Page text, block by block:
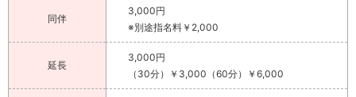
同伴
3,000円
※別途指名料￥2,000
延長
3,000円
（30分）￥3,000（60分）￥6,000